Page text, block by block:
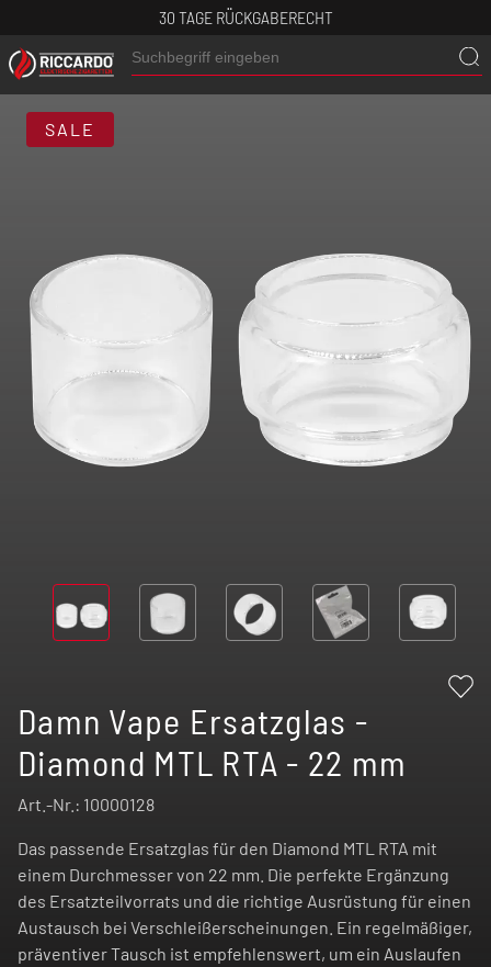
30 TAGE RÜCKGABERECHT
SALE
Damn Vape Ersatzglas -
Diamond MTL RTA - 22 mm
Art.-Nr.: 10000128
Das passende Ersatzglas für den Diamond MTL RTA mit
einem Durchmesser von 22 mm. Die perfekte Ergänzung
des Ersatzteilvorrats und die richtige Ausrüstung für einen
Austausch bei Verschleißerscheinungen. Ein regelmäßiger,
präventiver Tausch ist empfehlenswert, um ein Auslaufen